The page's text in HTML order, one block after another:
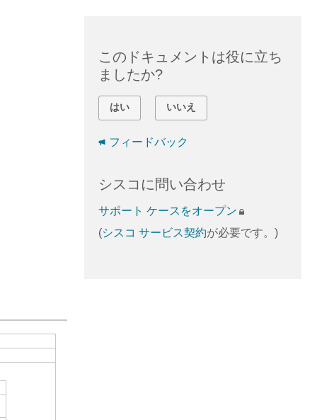
このドキュメントは役に立ち
ましたか?
はい いいえ
フィードバック
シスコに問い合わせ
サポート ケースをオープン
(シスコ サービス契約が必要です。)